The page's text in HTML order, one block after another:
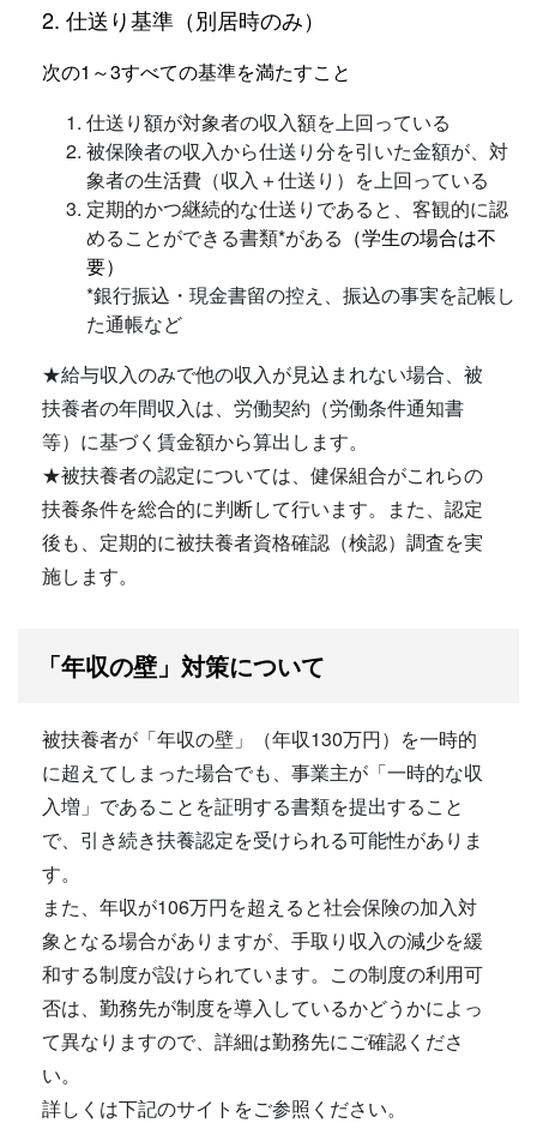
2. 仕送り基準（別居時のみ）
次の1～3すべての基準を満たすこと
仕送り額が対象者の収入額を上回っている
被保険者の収入から仕送り分を引いた金額が、対
象者の生活費（収入＋仕送り）を上回っている
定期的かつ継続的な仕送りであると、客観的に認
めることができる書類*がある （学生の場合は不
要）
*銀行振込・現金書留の控え、振込の事実を記帳し
た通帳など
★給与収入のみで他の収入が見込まれない場合、被
扶養者の年間収入は、労働契約（労働条件通知書
等）に基づく賃金額から算出します。
★被扶養者の認定については、健保組合がこれらの
扶養条件を総合的に判断して行います。また、認定
後も、定期的に被扶養者資格確認（検認）調査を実
施します。
「年収の壁」対策について
被扶養者が「年収の壁」（年収130万円）を一時的
に超えてしまった場合でも、事業主が「一時的な収
入増」であることを証明する書類を提出すること
で、引き続き扶養認定を受けられる可能性がありま
す。
また、年収が106万円を超えると社会保険の加入対
象となる場合がありますが、手取り収入の減少を緩
和する制度が設けられています。この制度の利用可
否は、勤務先が制度を導入しているかどうかによっ
て異なりますので、詳細は勤務先にご確認くださ
い。
詳しくは下記のサイトをご参照ください。